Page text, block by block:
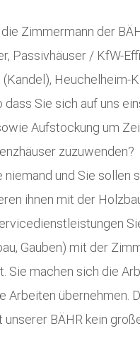
Zimmermann der
Passivhäuser / KfW-
(Kandel), Heuchelheim-
dass Sie sich auf uns
Aufstockung um
zuzuwenden?
niemand und Sie
ihnen mit der
Gauben) mit der
Sie machen sich die
Arbeiten übernehmen.
unserer BÄHR kein